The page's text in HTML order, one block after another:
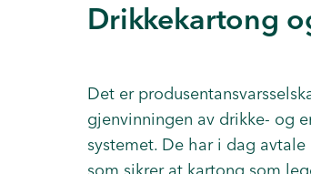
Drikkekartong
Det er
gjenvinningen av drikke- og
systemet. De har i dag